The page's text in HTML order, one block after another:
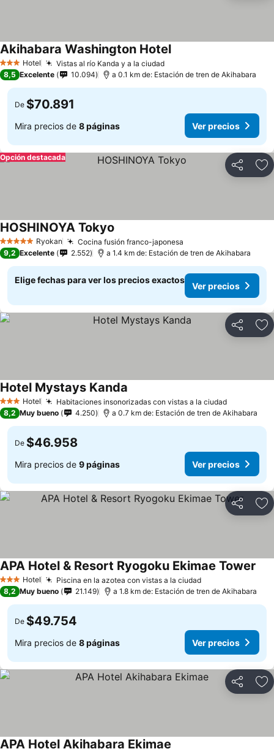
3 Estrellas
Hotel Vistas al río Kanda y a la ciudad
Akihabara Washington Hotel
8,5 Excelente 10.094 a 0.1 km de: Estación de tren de Akihabara
De $70.891
Mira precios de 8 páginas Ver precios
Compartir
Opción destacada
5 Estrellas Ryokan Cocina fusión franco-japonesa
HOSHINOYA Tokyo
9,2 Excelente 2.552 a 1.4 km de: Estación de tren de Akihabara
Elige fechas para ver los precios exactos
Ver precios
Compartir
3 Estrellas
Hotel Habitaciones insonorizadas con vistas a la ciudad
Hotel Mystays Kanda
8,2 Muy bueno 4.250 a 0.7 km de: Estación de tren de Akihabara
De $46.958
Mira precios de 9 páginas Ver precios
Compartir
3 Estrellas
Hotel Piscina en la azotea con vistas a la ciudad
APA Hotel & Resort Ryogoku Ekimae Tower
8,2 Muy bueno 21.149 a 1.8 km de: Estación de tren de Akihabara
De $49.754
Mira precios de 8 páginas Ver precios
Compartir
APA Hotel Akihabara Ekimae